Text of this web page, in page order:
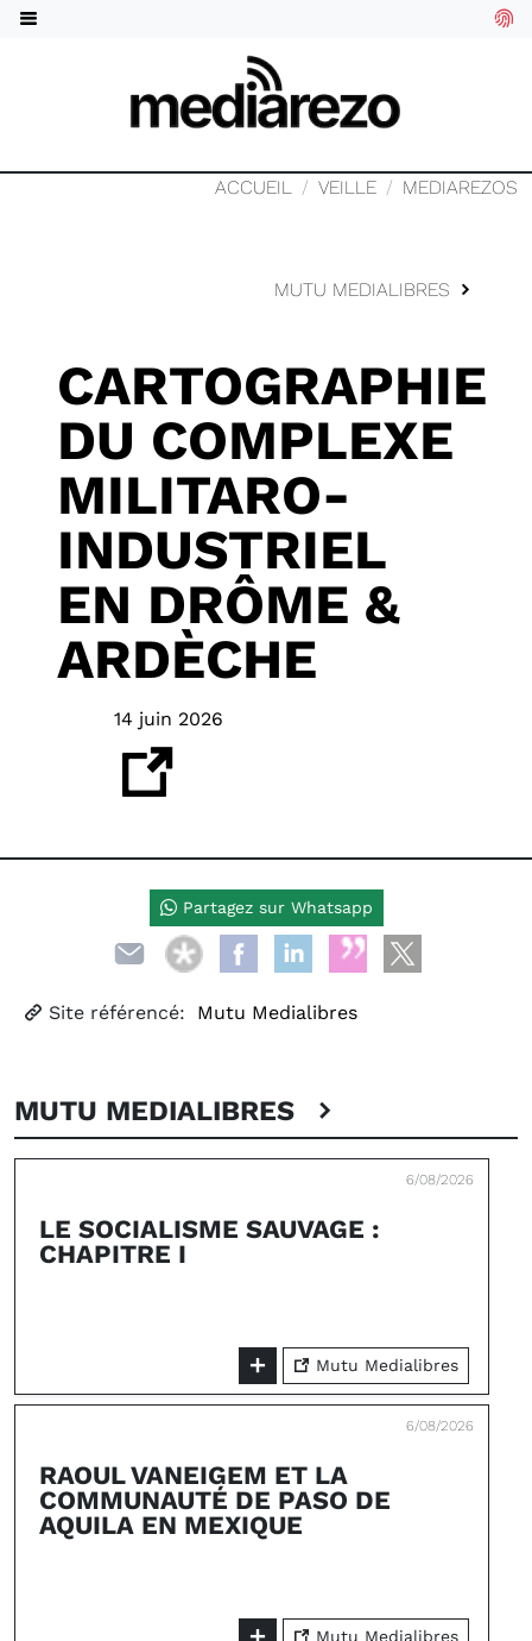
ACCUEIL VEILLE MEDIAREZOS
MUTU MEDIALIBRES
CARTOGRAPHIE
DU COMPLEXE
MILITARO-
INDUSTRIEL
EN DRÔME &
ARDÈCHE
14 juin 2026
Site référencé: Mutu Medialibres
MUTU MEDIALIBRES
6/08/2026
LE SOCIALISME SAUVAGE :
CHAPITRE I
Mutu Medialibres
6/08/2026
RAOUL VANEIGEM ET LA
COMMUNAUTÉ DE PASO DE
AQUILA EN MEXIQUE
Mutu Medialibres
Partagez sur Whatsapp